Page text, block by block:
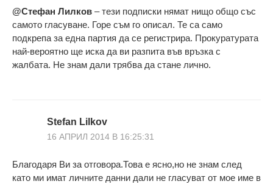
@Стефан Лилков – тези подписки нямат нищо общо със
самото гласуване. Горе съм го описал. Те са само
подкрепа за една партия да се регистрира. Прокуратурата
най-вероятно ще иска да ви разпита във връзка с
жалбата. Не знам дали трябва да стане лично.
Stefan Lilkov
16 АПРИЛ 2014 В 16:25:31
Благодаря Ви за отговора.Това е ясно,но не знам след
като ми имат личните данни дали не гласуват от мое име в